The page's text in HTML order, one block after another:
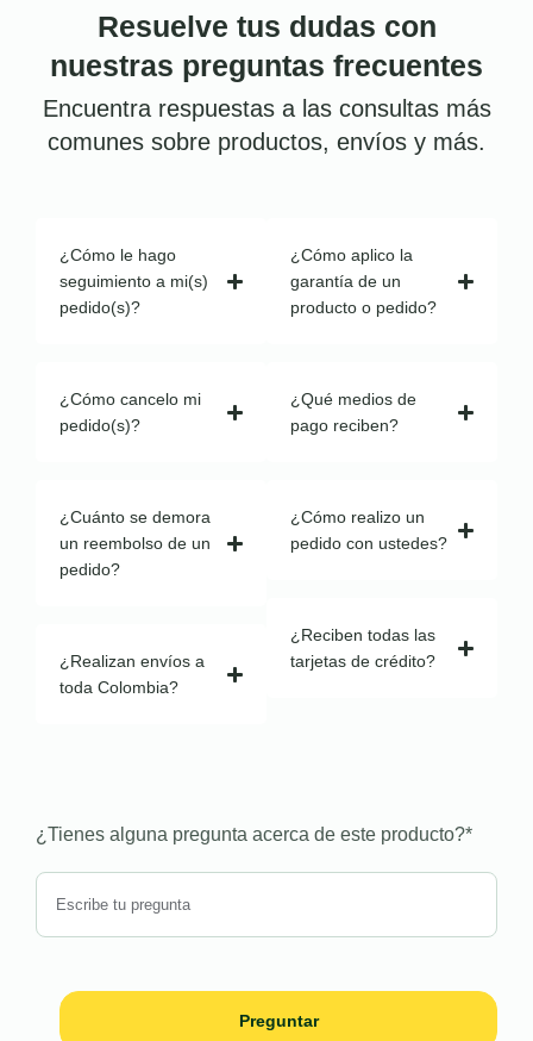
Resuelve tus dudas con
nuestras preguntas frecuentes
Encuentra respuestas a las consultas más
comunes sobre productos, envíos y más.
¿Cómo le hago
seguimiento a mi(s)
pedido(s)?
¿Cómo cancelo mi
pedido(s)?
¿Cuánto se demora
un reembolso de un
pedido?
¿Realizan envíos a
toda Colombia?
¿Cómo aplico la
garantía de un
producto o pedido?
¿Qué medios de
pago reciben?
¿Cómo realizo un
pedido con ustedes?
¿Reciben todas las
tarjetas de crédito?
¿Tienes alguna pregunta acerca de este producto?*
Preguntar